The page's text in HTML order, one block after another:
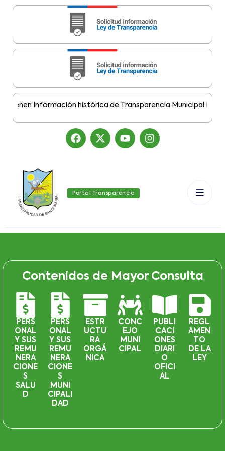
Información histórica de Transparencia Municipal Desde el
Portal Transparencia
Contenidos de Mayor Consulta
PERS
ONAL
Y SUS
REMU
NERA
CIONE
S
SALU
D
PERS
ONAL
Y SUS
REMU
NERA
CIONE
S
MUNI
CIPALI
DAD
ESTR
UCTU
RA
ORGÁ
NICA
CONC
EJO
MUNI
CIPAL
PUBLI
CACI
ONES
DIARI
O
OFICI
AL
REGL
AMEN
TO
DE LA
LEY